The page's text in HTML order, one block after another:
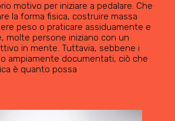
motivo per iniziare a pedalare. Che
la forma fisica, costruire massa
peso o praticare assiduamente e
molte persone iniziano con un
in mente. Tuttavia, sebbene i
ampiamente documentati, ciò che
è quanto possa